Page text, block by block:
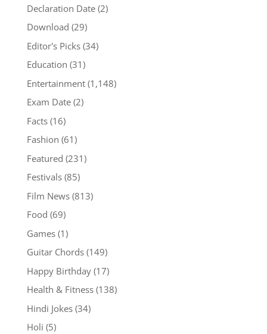
Declaration Date(2)
Download (29)
Editor's Picks(34)
Education (31)
Entertainment(1,148)
Exam Date(2)
Facts(16)
Fashion (61)
Featured (231)
Festivals(85)
Film News(813)
Food (69)
Games(1)
Guitar Chords(149)
Happy Birthday(17)
Health & Fitness(138)
Hindi Jokes(34)
Holi (5)